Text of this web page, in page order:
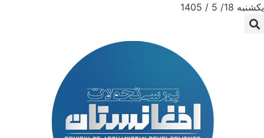
یکشنبه 18/ 5 / 1405